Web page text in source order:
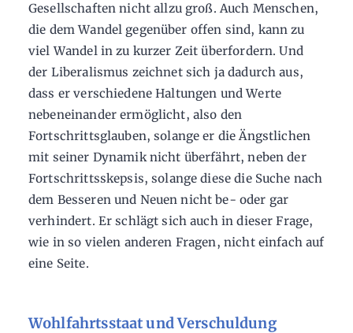
Gesellschaften nicht allzu groß. Auch Menschen,
die dem Wandel gegenüber offen sind, kann zu
viel Wandel in zu kurzer Zeit überfordern. Und
der Liberalismus zeichnet sich ja dadurch aus,
dass er verschiedene Haltungen und Werte
nebeneinander ermöglicht, also den
Fortschrittsglauben, solange er die Ängstlichen
mit seiner Dynamik nicht überfährt, neben der
Fortschrittsskepsis, solange diese die Suche nach
dem Besseren und Neuen nicht be- oder gar
verhindert. Er schlägt sich auch in dieser Frage,
wie in so vielen anderen Fragen, nicht einfach auf
eine Seite.
Wohlfahrtsstaat und Verschuldung